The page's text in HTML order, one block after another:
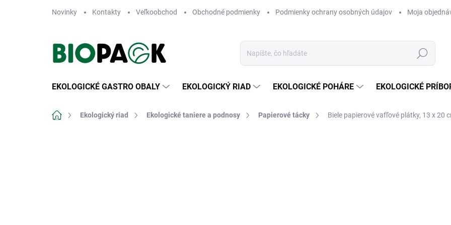
Novinky Kontakty Veľkoobchod Obchodné podmienky Podmienky ochrany osobných údajov Moja
Hľadať
EKOLOGICKÉ GASTRO OBALY EKOLOGICKÝ RIAD EKOLOGICKÉ POHÁRE EKOLOGICKÉ
DomovEkologický riad Ekologické taniere a podnosy Papierové tácky Biele papierové vafľové plátky, 13 x 20